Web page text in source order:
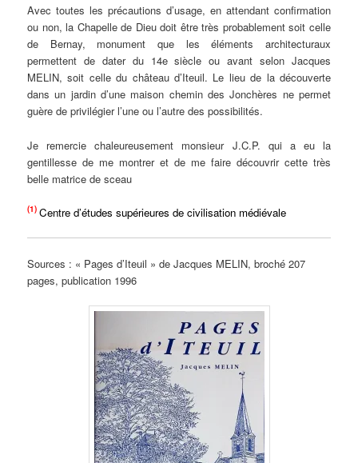
Avec toutes les précautions d’usage, en attendant confirmation
ou non, la Chapelle de Dieu doit être très probablement soit celle
de Bernay, monument que les éléments architecturaux
permettent de dater du 14e siècle ou avant selon Jacques
MELIN, soit celle du château d’Iteuil. Le lieu de la découverte
dans un jardin d’une maison chemin des Jonchères ne permet
guère de privilégier l’une ou l’autre des possibilités.
Je remercie chaleureusement monsieur J.C.P. qui a eu la
gentillesse de me montrer et de me faire découvrir cette très
belle matrice de sceau
(1)Centre d’études supérieures de civilisation médiévale
Sources : « Pages d’Iteuil » de Jacques MELIN, broché 207
pages, publication 1996